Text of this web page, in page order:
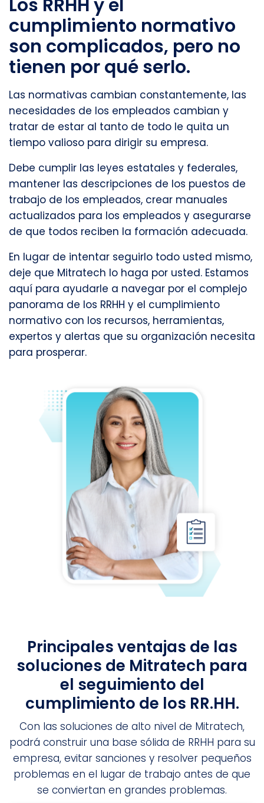
Los RRHH y el
cumplimiento normativo
son complicados, pero no
tienen por qué serlo.
Las normativas cambian constantemente, las
necesidades de los empleados cambian y
tratar de estar al tanto de todo le quita un
tiempo valioso para dirigir su empresa.
Debe cumplir las leyes estatales y federales,
mantener las descripciones de los puestos de
trabajo de los empleados, crear manuales
actualizados para los empleados y asegurarse
de que todos reciben la formación adecuada.
En lugar de intentar seguirlo todo usted mismo,
deje que Mitratech lo haga por usted. Estamos
aquí para ayudarle a navegar por el complejo
panorama de los RRHH y el cumplimiento
normativo con los recursos, herramientas,
expertos y alertas que su organización necesita
para prosperar.
Principales ventajas de las
soluciones de Mitratech para
el seguimiento del
cumplimiento de los RR.HH.
Con las soluciones de alto nivel de Mitratech,
podrá construir una base sólida de RRHH para su
empresa, evitar sanciones y resolver pequeños
problemas en el lugar de trabajo antes de que
se conviertan en grandes problemas.